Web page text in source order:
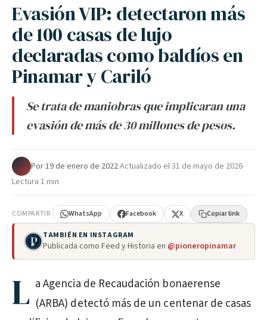
Evasión VIP: detectaron más
de 100 casas de lujo
declaradas como baldíos en
Pinamar y Cariló
Se trata de maniobras que implicaran una
evasión de más de 30 millones de pesos.
Por·19 de enero de 2022·Actualizado el31 de mayo de 2026·
Lectura 1 min
COMPARTIR WhatsApp Facebook X Copiar link
TAMBIÉN EN INSTAGRAM
Publicada como Feed y Historia en @pioneropinamar
L a Agencia de Recaudación bonaerense
(ARBA) detectó más de un centenar de casas